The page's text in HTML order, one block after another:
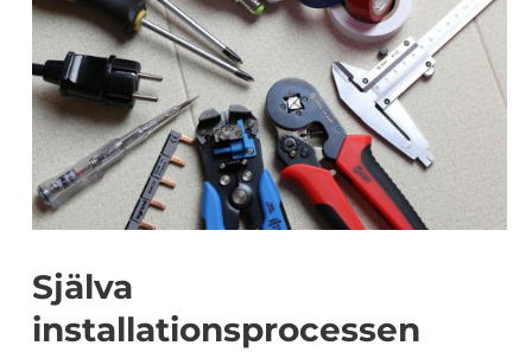
Själva
installationsprocessen